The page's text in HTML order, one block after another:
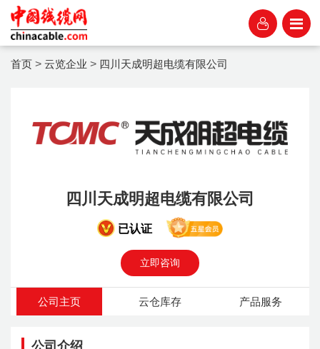
首页 > 云览企业 > 四川天成明超电缆有限公司
四川天成明超电缆有限公司
已认证
立即咨询
公司主页 云仓库存 产品服务